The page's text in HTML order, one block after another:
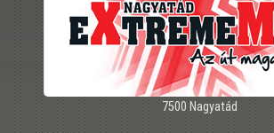
7500 Nagyatád